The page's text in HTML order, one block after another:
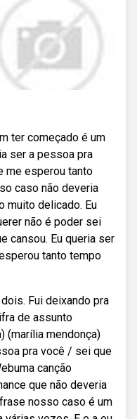
ter começado é um
ser a pessoa pra
me esperou tanto
caso não deveria
muito delicado. Eu
não é poder sei
cansou. Eu queria ser
tanto tempo
Fui deixando pra
de assunto
(marília mendonça)
pra você / sei que
canção
que não deveria
nosso caso é um